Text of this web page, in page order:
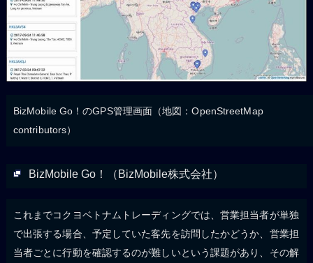
BizMobile Go！のGPS管理画面（地図：OpenStreetMap
contributors）
BizMobile Go！（BizMobile株式会社）
これまでコクヨベトナムトレーディングでは、営業担当者が単独
で出張する場合、予定していた客先を訪問したかどうか、営業担
当者ごとに行動を確認するのが難しいという課題があり、その解